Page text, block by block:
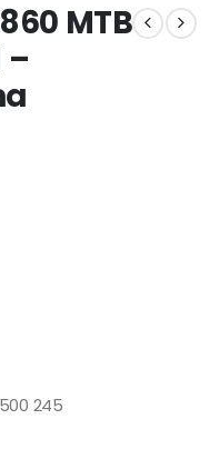
MTB
–
245